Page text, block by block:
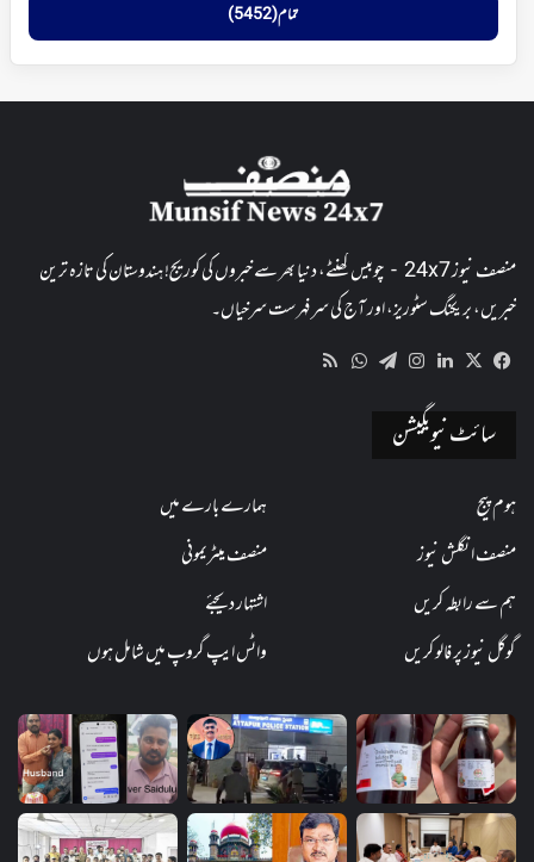
تمام (5452)
منصف نیوز 24x7 - چوبیس گھنٹے، دنیا بھر سے خبروں کی کوریج! ہندوستان کی تازہ ترین
خبریں، بریکنگ سٹوریز، اور آج کی سرفہرست سرخیاں۔
Facebook
X
LinkedIn
Instagram
Telegram
WhatsApp
سائٹ نیویگیشن
ہوم پیج
ہمارے بارے میں
منصف انگلش نیوز
منصف میٹریمونی
ہم سے رابطہ کریں
اشتہار دیجئے
گوگل نیوز پر فالو کریں
واٹس ایپ گروپ میں شامل ہوں